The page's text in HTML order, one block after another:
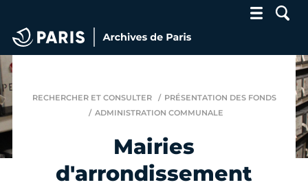
RECHERCHER ET CONSULTER
PRÉSENTATION DES FONDS
ADMINISTRATION COMMUNALE
Mairies
d'arrondissement